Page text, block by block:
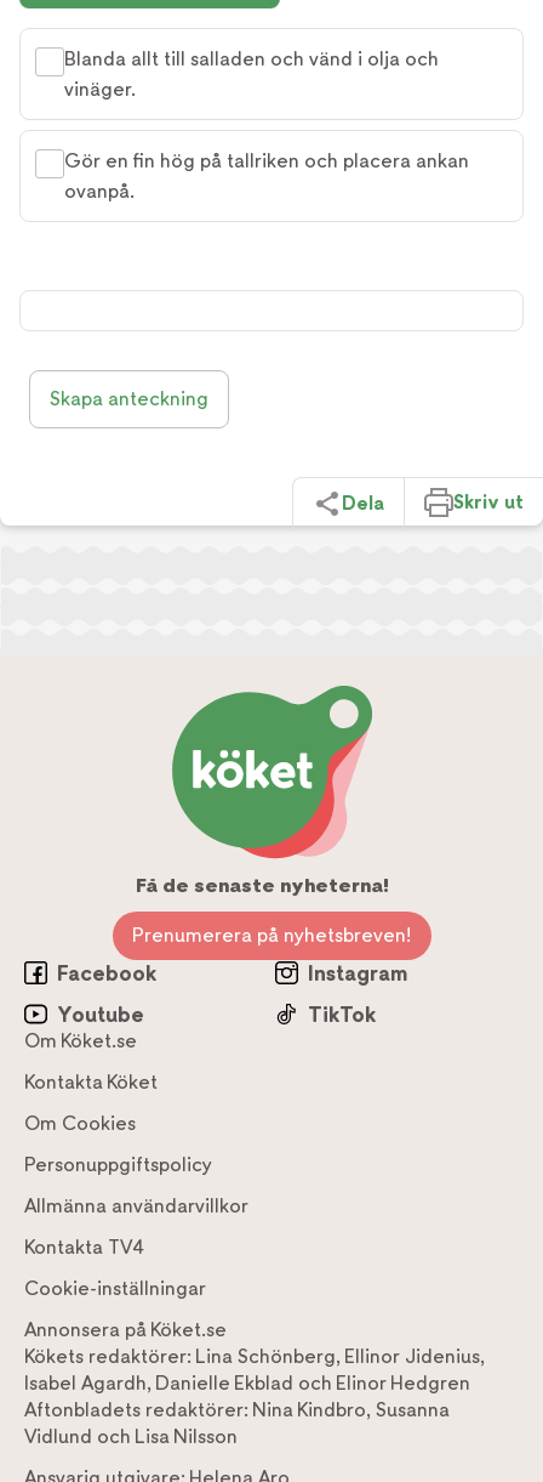
Blanda allt till salladen och vänd i olja och
vinäger.
Gör en fin hög på tallriken och placera ankan
ovanpå.
Skapa anteckning
Dela Skriv ut
Få de senaste nyheterna!
Prenumerera på nyhetsbreven!
Facebook
Instagram
Youtube
TikTok
Om Köket.se
Kontakta Köket
Om Cookies
Personuppgiftspolicy
Allmänna användarvillkor
Kontakta TV4
Cookie-inställningar
Annonsera på Köket.se
Kökets redaktörer: Lina Schönberg, Ellinor Jidenius,
Isabel Agardh, Danielle Ekblad och Elinor Hedgren
Aftonbladets redaktörer: Nina Kindbro, Susanna
Vidlund och Lisa Nilsson